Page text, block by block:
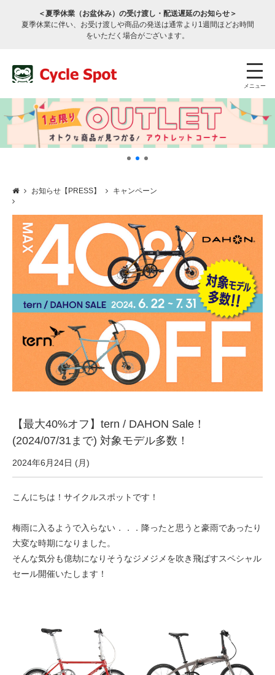
＜夏季休業（お盆休み）の受け渡し・配送遅延のお知らせ＞
夏季休業に伴い、お受け渡しや商品の発送は通常より1週間ほどお時間
をいただく場合がございます。
メニュー
サービスのご案内
サービス全般
修理・メンテナンス工賃
盗難保証
オリジナル自転車
eVita
店舗ブログ
イベント
お知らせ【PRESS】 キャンペーン
【最大40%オフ】tern / DAHON Sale！
(2024/07/31まで) 対象モデル多数！
2024年6月24日 (月)
こんにちは！サイクルスポットです！
梅雨に入るようで入らない．．．降ったと思うと豪雨であったり
大変な時期になりました。
そんな気分も億劫になりそうなジメジメを吹き飛ばすスペシャル
セール開催いたします！